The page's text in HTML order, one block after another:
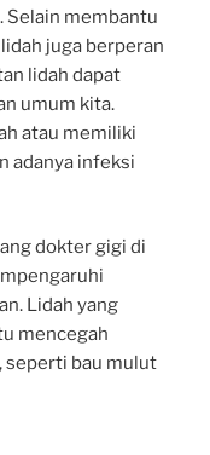
Selain membantu
juga berperan
lidah dapat
umum kita.
atau memiliki
adanya infeksi
dokter gigi di
Lidah yang
mencegah
seperti bau mulut